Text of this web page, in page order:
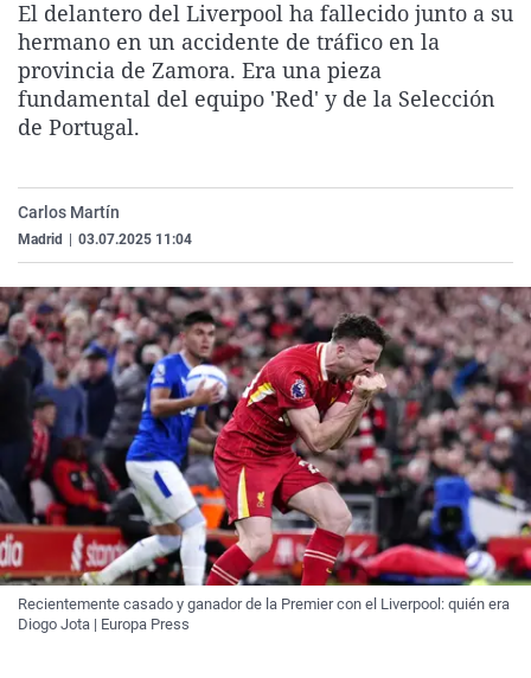
La rosa de los vientos
Gente viajera
Como el perro y el
Caso
Retornados
Equipo de
Extremadura
Galicia
La Rioja
País Vasco
Virales
Televisión
Elecciones
El delantero del Liverpool ha fallecido junto a su
hermano en un accidente de tráfico en la
provincia de Zamora. Era una pieza
fundamental del equipo 'Red' y de la Selección
de Portugal.
Carlos Martín
Madrid 03.07.2025 11:04
Recientemente casado y ganador de la Premier con el Liverpool: quién era
Diogo Jota | Europa Press